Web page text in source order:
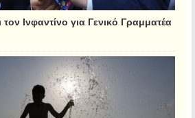
Ινφαντίνο για Γενικό Γραμματέα